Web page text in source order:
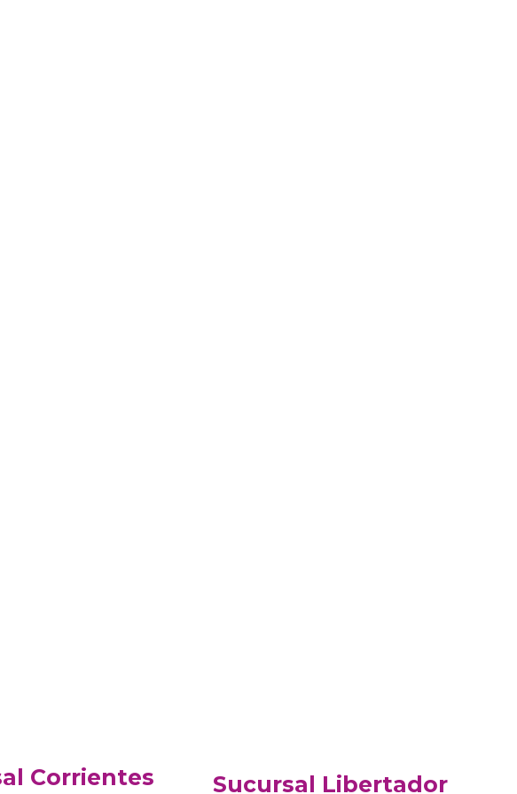
Corrientes Sucursal Libertador